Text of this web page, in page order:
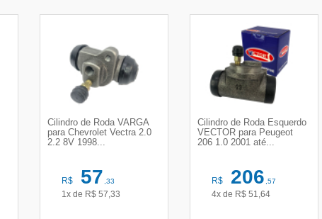
Cilindro de Roda VARGA
para Chevrolet Vectra 2.0
2.2 8V 1998...
R$ 57,33
1x de R$ 57,33
Cilindro de Roda Esquerdo
VECTOR para Peugeot
206 1.0 2001 até...
R$ 206,57
4x de R$ 51,64